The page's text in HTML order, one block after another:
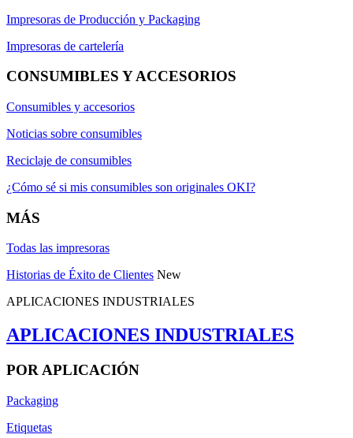
Impresoras de Producción y Packaging
Impresoras de cartelería
CONSUMIBLES Y ACCESORIOS
Consumibles y accesorios
Noticias sobre consumibles
Reciclaje de consumibles
¿Cómo sé si mis consumibles son originales OKI?
MÁS
Todas las impresoras
Historias de Éxito de Clientes New
APLICACIONES INDUSTRIALES
APLICACIONES INDUSTRIALES
POR APLICACIÓN
Packaging
Etiquetas